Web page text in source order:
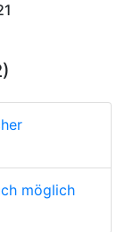
möglich